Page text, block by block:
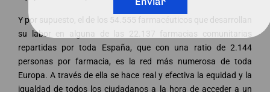
Y por supuesto, el de los 54.555 farmacéuticos que desarrollan
su labor en alguna de las 22.137 farmacias comunitarias
repartidas por toda España, que con una ratio de 2.144
personas por farmacia, es la red más numerosa de toda
Europa. A través de ella se hace real y efectiva la equidad y la
igualdad de todos los ciudadanos a la hora de acceder a un